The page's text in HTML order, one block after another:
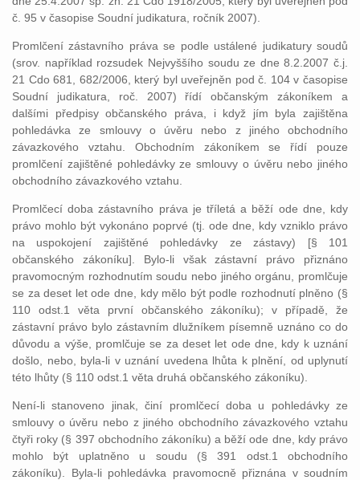
č. 95 v časopise Soudní judikatura, ročník 2007).
Promlčení zástavního práva se podle ustálené judikatury soudů
(srov. například rozsudek Nejvyššího soudu ze dne 8.2.2007 č.j.
21 Cdo 681, 682/2006, který byl uveřejněn pod č. 104 v časopise
Soudní judikatura, roč. 2007) řídí občanským zákoníkem a
dalšími předpisy občanského práva, i když jím byla zajištěna
pohledávka ze smlouvy o úvěru nebo z jiného obchodního
závazkového vztahu. Obchodním zákoníkem se řídí pouze
promlčení zajištěné pohledávky ze smlouvy o úvěru nebo jiného
obchodního závazkového vztahu.
Promlčecí doba zástavního práva je tříletá a běží ode dne, kdy
právo mohlo být vykonáno poprvé (tj. ode dne, kdy vzniklo právo
na uspokojení zajištěné pohledávky ze zástavy) [§ 101
občanského zákoníku]. Bylo-li však zástavní právo přiznáno
pravomocným rozhodnutím soudu nebo jiného orgánu, promlčuje
se za deset let ode dne, kdy mělo být podle rozhodnutí plněno (§
110 odst.1 věta první občanského zákoníku); v případě, že
zástavní právo bylo zástavním dlužníkem písemně uznáno co do
důvodu a výše, promlčuje se za deset let ode dne, kdy k uznání
došlo, nebo, byla-li v uznání uvedena lhůta k plnění, od uplynutí
této lhůty (§ 110 odst.1 věta druhá občanského zákoníku).
Není-li stanoveno jinak, činí promlčecí doba u pohledávky ze
smlouvy o úvěru nebo z jiného obchodního závazkového vztahu
čtyři roky (§ 397 obchodního zákoníku) a běží ode dne, kdy právo
mohlo být uplatněno u soudu (§ 391 odst.1 obchodního
zákoníku). Byla-li pohledávka pravomocně přiznána v soudním